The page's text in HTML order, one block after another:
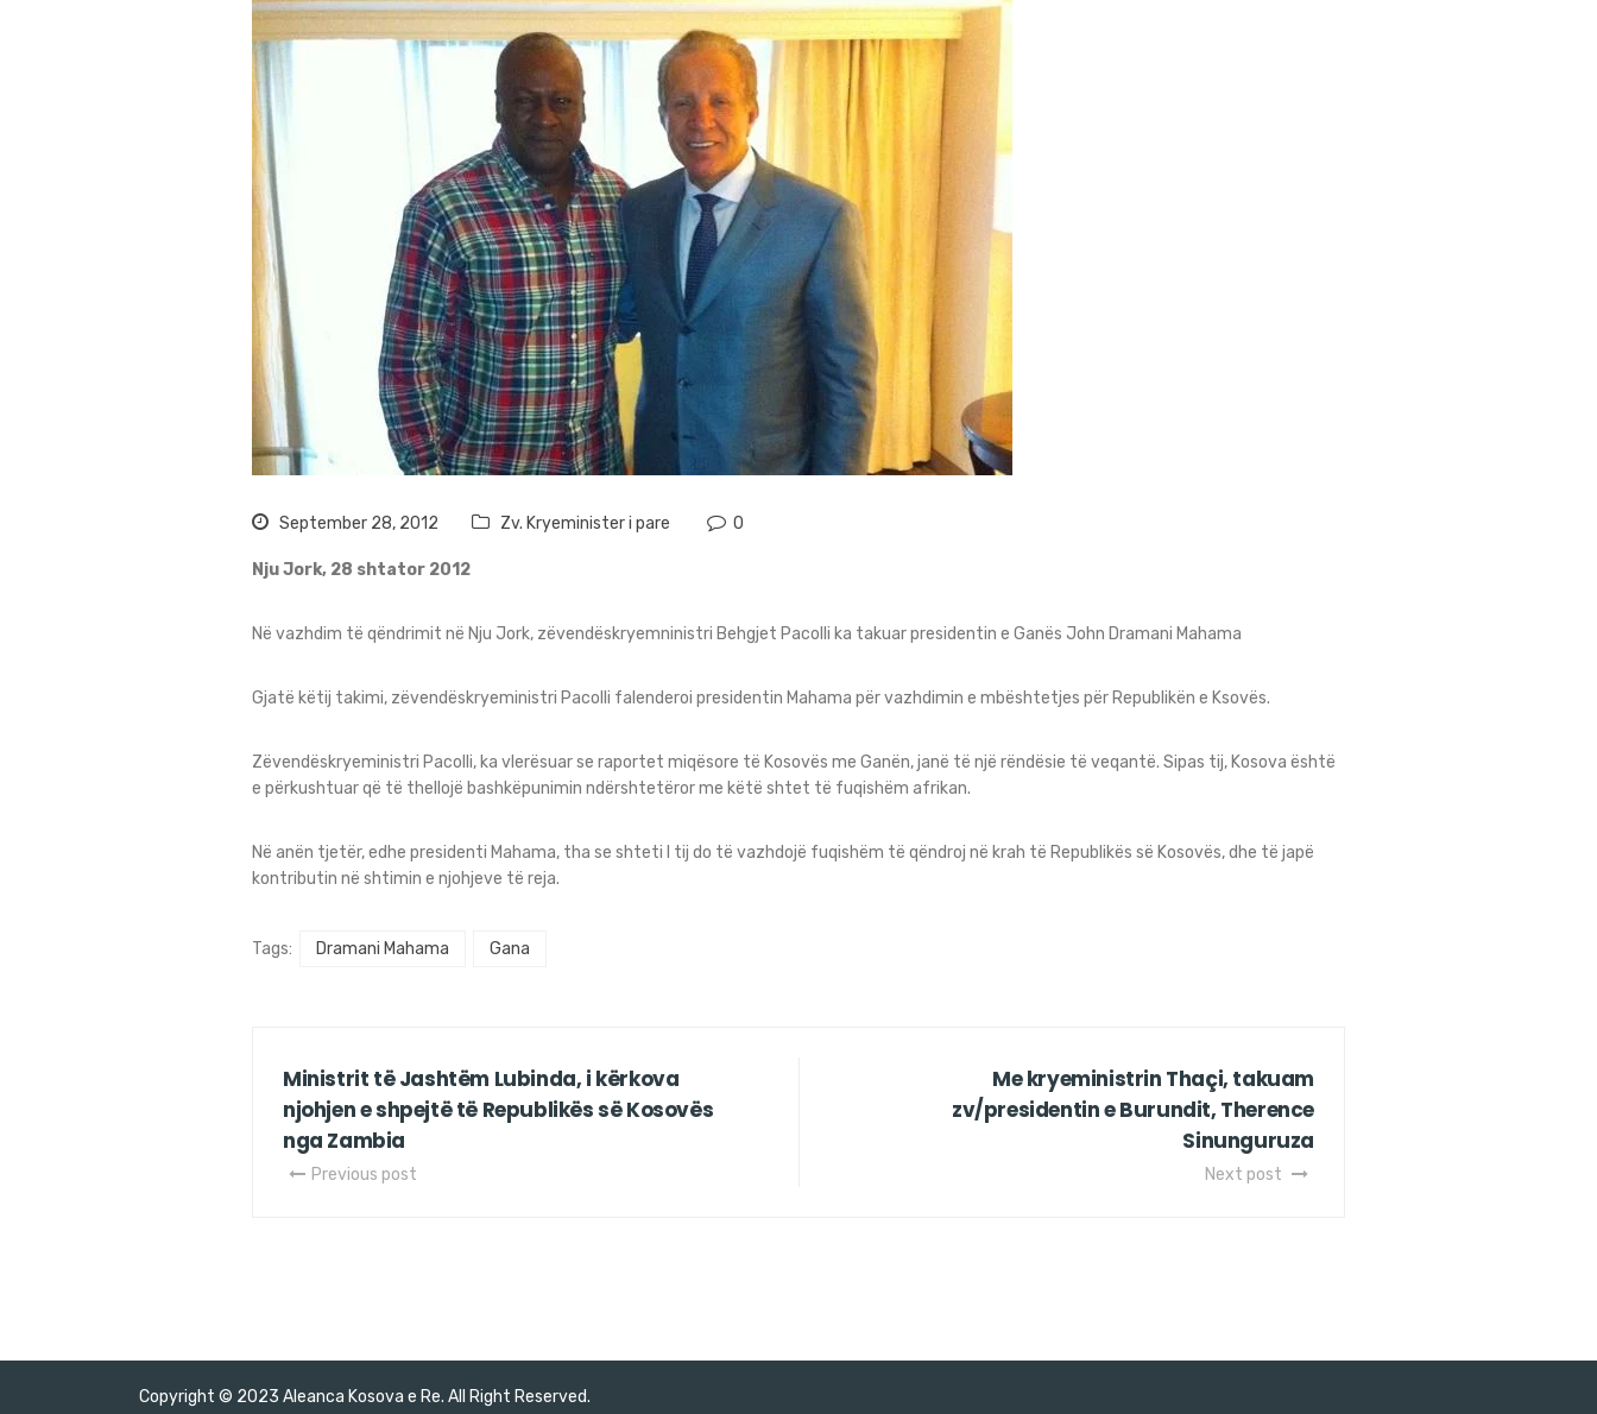
September 28, 2012 Zv. Kryeminister i pare 0
Nju Jork, 28 shtator 2012
Në vazhdim të qëndrimit në Nju Jork, zëvendëskryemninistri Behgjet Pacolli ka takuar presidentin e Ganës John Dramani Mahama
Gjatë këtij takimi, zëvendëskryeministri Pacolli falenderoi presidentin Mahama për vazhdimin e mbështetjes për Republikën e Ksovës.
Zëvendëskryeministri Pacolli, ka vlerësuar se raportet miqësore të Kosovës me Ganën, janë të një rëndësie të veqantë. Sipas tij, Kosova është
e përkushtuar që të thellojë bashkëpunimin ndërshtetëror me këtë shtet të fuqishëm afrikan.
Në anën tjetër, edhe presidenti Mahama, tha se shteti I tij do të vazhdojë fuqishëm të qëndroj në krah të Republikës së Kosovës, dhe të japë
kontributin në shtimin e njohjeve të reja.
Tags: Dramani Mahama Gana
Ministrit të Jashtëm Lubinda, i kërkova
njohjen e shpejtë të Republikës së Kosovës
nga Zambia
Previous post
Me kryeministrin Thaçi, takuam
zv/presidentin e Burundit, Therence
Sinunguruza
Next post
Copyright © 2023 Aleanca Kosova e Re. All Right Reserved.